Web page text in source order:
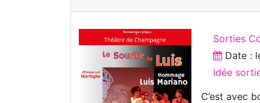
Sorties
Date :
Idée
C’est avec